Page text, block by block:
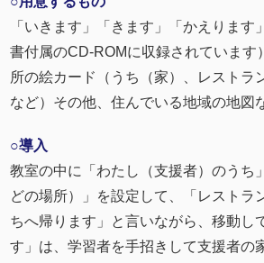
「いきます」「きます」「かえります
書付属のCD-ROMに収録されています
所の絵カード（うち（家）、レストラ
など）その他、住んでいる地域の地図
○導入
教室の中に「わたし（支援者）のうち
どの場所）」を設定して、「レストラ
ちへ帰ります」と言いながら、移動し
す」は、学習者を手招きして支援者の